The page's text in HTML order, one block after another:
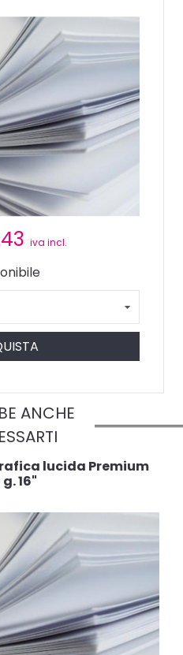
iva incl.
ANCHE
lucida Premium
16"